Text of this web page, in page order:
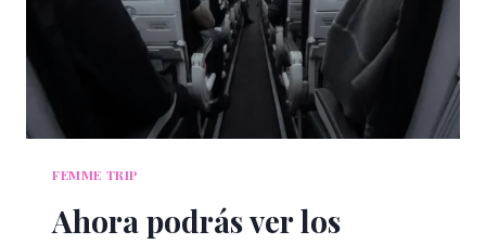
EL
MUNDIAL
EN
CORAZÓN
CDMX
FEMME TRIP
Ahora podrás ver los